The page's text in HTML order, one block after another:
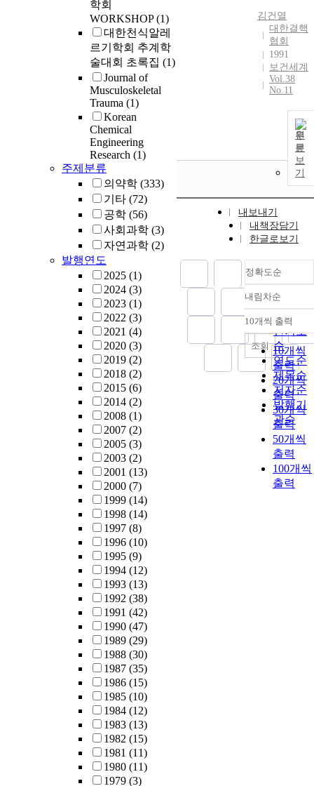
학회
WORKSHOP(1)
대한천식알레
르기학회 추계학
술대회 초록집 (1)
Journal of
Musculoskeletal
Trauma (1)
Korean
Chemical
Engineering
Research (1)
주제분류
의약학 (333)
기타 (72)
공학 (56)
사회과학 (3)
자연과학 (2)
발행연도
2025 (1)
2024 (3)
2023 (1)
2022 (3)
2021 (4)
2020 (3)
2019 (2)
2018 (2)
2015 (6)
2014 (2)
2008 (1)
2007 (2)
2005 (3)
2003 (2)
2001 (13)
2000 (7)
1999 (14)
1998 (14)
1997 (8)
1996 (10)
1995 (9)
1994 (12)
1993 (13)
1992 (38)
1991 (42)
1990 (47)
1989 (29)
1988 (30)
1987 (35)
1986 (15)
1985 (10)
1984 (12)
1983 (13)
1982 (15)
1981 (11)
1980 (11)
1979 (3)
김건열
대한결핵
협회
1991
보건세계
Vol.38
No.11
원
문
보
기
내보내기
내책장담기
한글로보기
정확도순
정확도
순
인기도
순
연도순
제목순
저자순
발행기
관순
내림차순
내림차
10개씩 출력
10개씩
출력
20개씩
출력
30개씩
출력
50개씩
출력
100개씩
출력
조회